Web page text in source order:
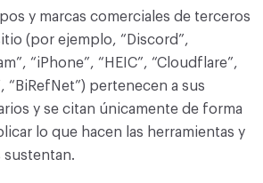
y marcas comerciales de terceros
(por ejemplo, “Discord”,
“iPhone”, “HEIC”, “Cloudflare”,
“BiRefNet”) pertenecen a sus
y se citan únicamente de forma
lo que hacen las herramientas y
sustentan.